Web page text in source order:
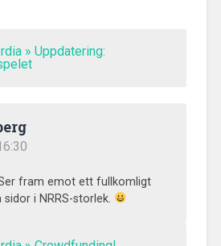
» Uppdatering:
fram emot ett fullkomligt
i NRRS-storlek.